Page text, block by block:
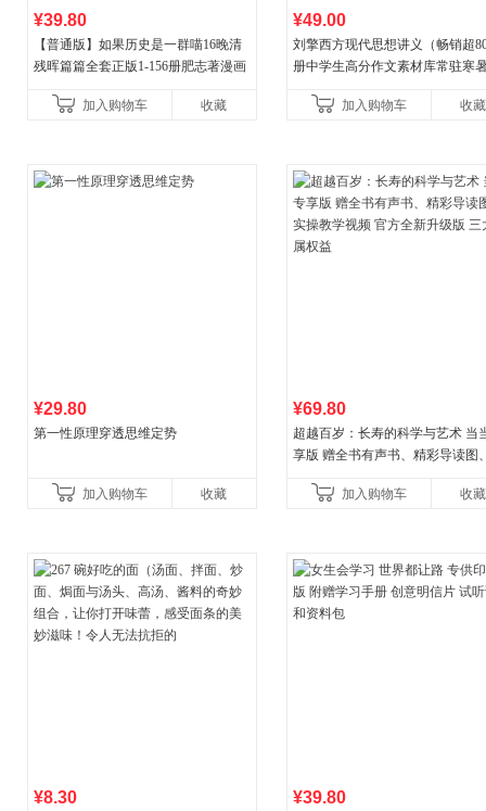
¥39.80
【普通版】如果历史是一群喵16晚清
残晖篇篇全套正版1-156册肥志著漫画
儿童西游喵知识
加入购物车 收藏
¥49.00
刘擎西方现代思想讲义（畅销超
册中学生高分作文素材库常驻寒
讲透西方思想史，哲学知
加入购物车 收藏
¥29.80
第一性原理穿透思维定势
加入购物车 收藏
¥69.80
超越百岁：长寿的科学与艺术 当
享版 赠全书有声书、精彩导读图
权益
加入购物车 收藏
¥8.30 ¥39.80